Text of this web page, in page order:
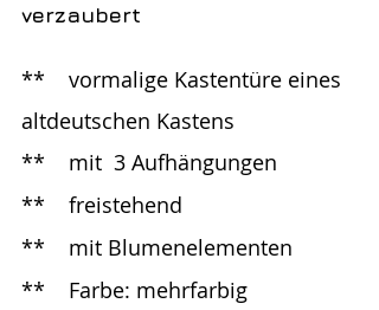
verzaubert
**	vormalige Kastentüre eines
altdeutschen Kastens
**	mit  3 Aufhängungen
**	freistehend
**	mit Blumenelementen
**	Farbe: mehrfarbig